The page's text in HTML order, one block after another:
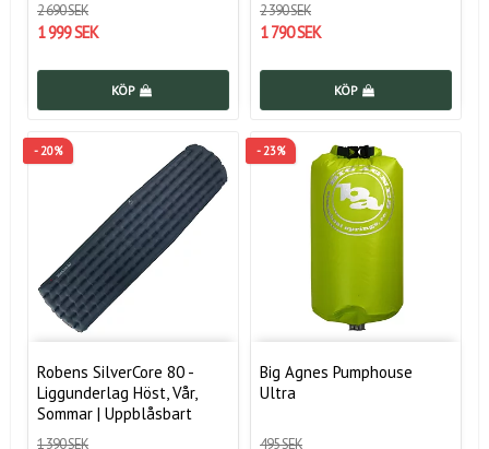
2 690 SEK
1 999 SEK
KÖP
2 390 SEK
1 790 SEK
KÖP
- 20%
Robens SilverCore 80 -
Liggunderlag Höst, Vår,
Sommar | Uppblåsbart
1 390 SEK
- 23%
Big Agnes Pumphouse
Ultra
495 SEK